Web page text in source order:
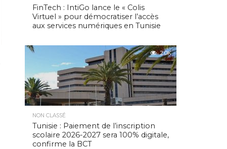
FinTech : IntiGo lance le « Colis
Virtuel » pour démocratiser l’accès
aux services numériques en Tunisie
2.0K
NON CLASSÉ
Tunisie : Paiement de l’inscription
scolaire 2026-2027 sera 100% digitale,
confirme la BCT